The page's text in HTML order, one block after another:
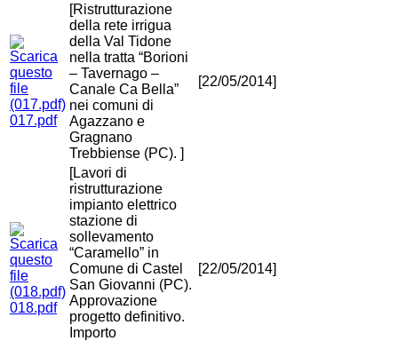
017.pdf
[Ristrutturazione
della rete irrigua
della Val Tidone
nella tratta “Borioni
– Tavernago –
Canale Ca Bella”
nei comuni di
Agazzano e
Gragnano
Trebbiense (PC). ]
[22/05/2014]
018.pdf
[Lavori di
ristrutturazione
impianto elettrico
stazione di
sollevamento
“Caramello” in
Comune di Castel
San Giovanni (PC).
Approvazione
progetto definitivo.
Importo
[22/05/2014]